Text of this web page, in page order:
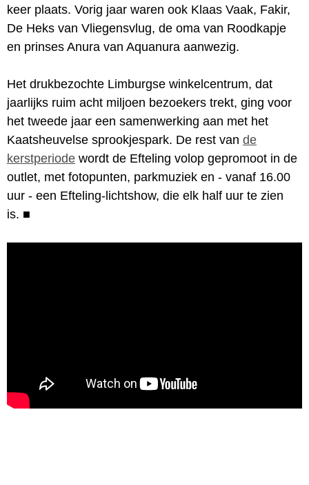
keer plaats. Vorig jaar waren ook Klaas Vaak, Fakir,
De Heks van Vliegensvlug, de oma van Roodkapje
en prinses Anura van Aquanura aanwezig.
Het drukbezochte Limburgse winkelcentrum, dat
jaarlijks ruim acht miljoen bezoekers trekt, ging voor
het tweede jaar een samenwerking aan met het
Kaatsheuvelse sprookjespark. De rest van de
kerstperiode wordt de Efteling volop gepromoot in de
outlet, met fotopunten, parkmuziek en - vanaf 16.00
uur - een Efteling-lichtshow, die elk half uur te zien
is. ■